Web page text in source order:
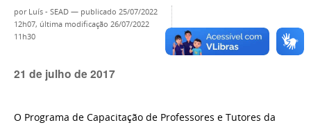
por Luís - SEAD — publicado 25/07/2022
12h07, última modificação 26/07/2022
11h30
21 de julho de 2017
O Programa de Capacitação de Professores e Tutores da